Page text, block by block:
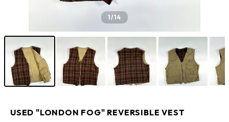
1/14
USED "LONDON FOG" REVERSIBLE VEST